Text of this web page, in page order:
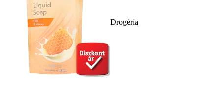
Drogéria